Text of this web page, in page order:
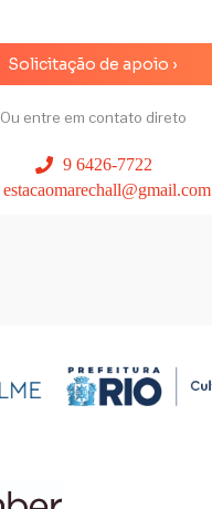
Solicitação de apoio ›
Ou entre em contato direto
9 6426-7722
estacaomarechall@gmail.com